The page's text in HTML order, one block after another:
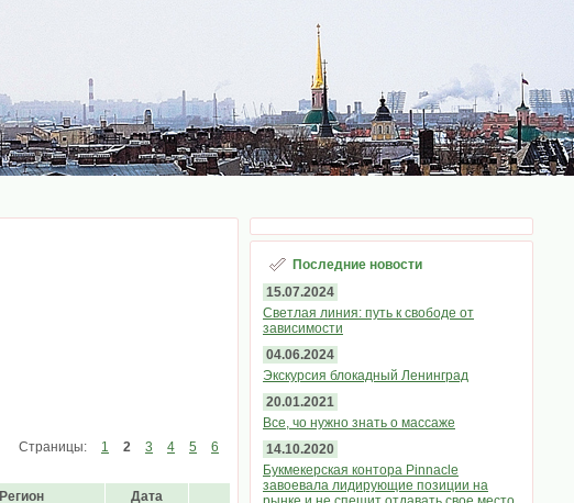
Страницы: 1 2 3 4 5 6
Регион Дата
Последние новости
15.07.2024
Светлая линия: путь к свободе от
зависимости
04.06.2024
Экскурсия блокадный Ленинград
20.01.2021
Все, чо нужно знать о массаже
14.10.2020
Букмекерская контора Pinnacle
завоевала лидирующие позиции на